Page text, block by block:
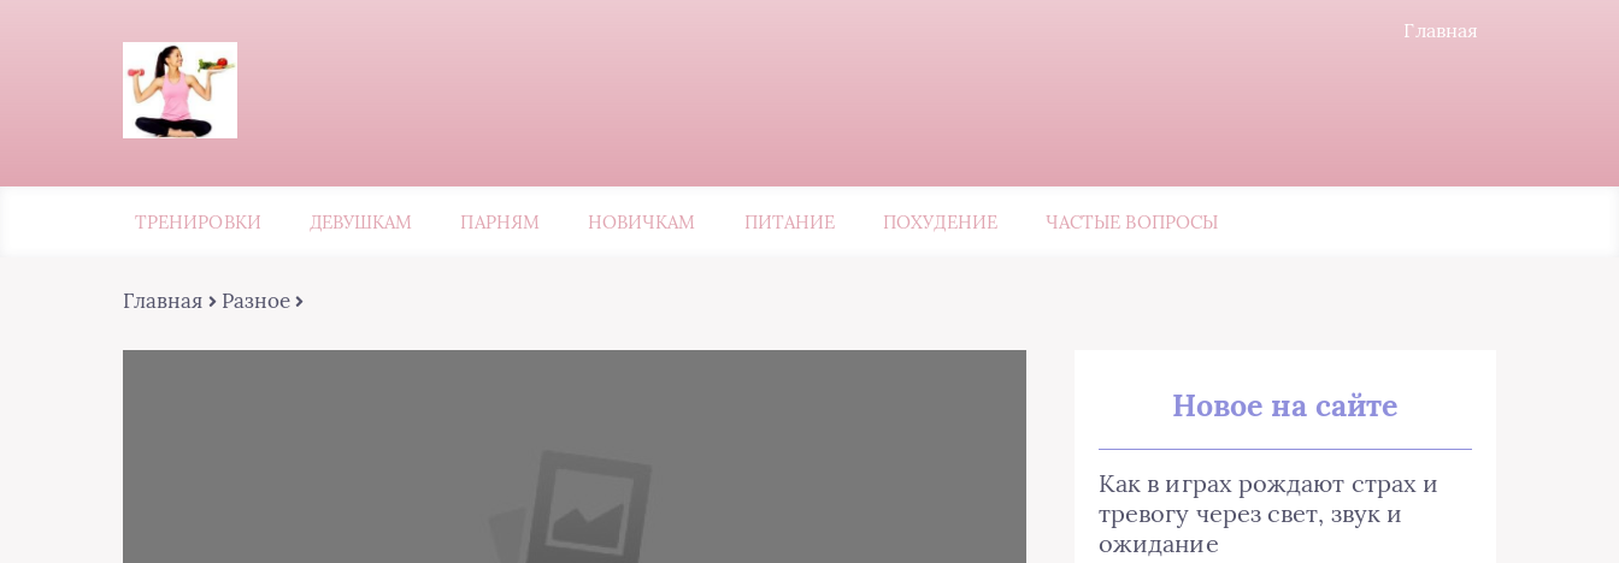
Главная
ТРЕНИРОВКИ ДЕВУШКАМ ПАРНЯМ НОВИЧКАМ ПИТАНИЕ ПОХУДЕНИЕ ЧАСТЫЕ ВОПРОСЫ
Главная Разное
Новое на сайте
Как в играх рождают страх и
тревогу через свет, звук и
ожидание